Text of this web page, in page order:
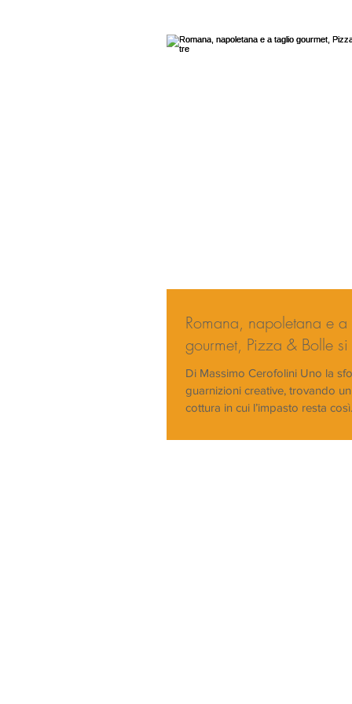
Romana, napoletana e
gourmet, Pizza & Bolle
Di Massimo Cerofolini Uno la
guarnizioni creative, trovando un
cottura in cui l’impasto resta